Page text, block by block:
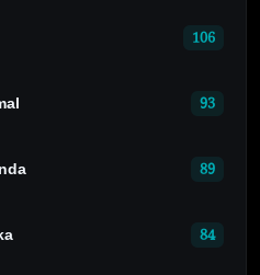
106
93
89
84